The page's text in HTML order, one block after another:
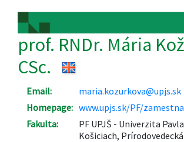
prof. RNDr. Mária
CSc.
Email:
maria.kozurkova@upjs.sk
Homepage: www.upjs.sk/PF/
Fakulta:
PF UPJŠ - Univerzita
Košiciach,